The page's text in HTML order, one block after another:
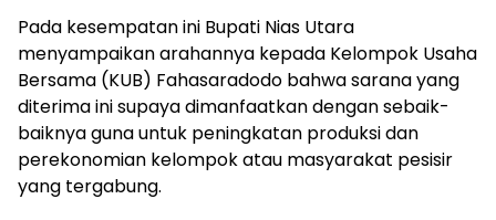
Pada kesempatan ini Bupati Nias Utara
menyampaikan arahannya kepada Kelompok Usaha
Bersama (KUB) Fahasaradodo bahwa sarana yang
diterima ini supaya dimanfaatkan dengan sebaik-
baiknya guna untuk peningkatan produksi dan
perekonomian kelompok atau masyarakat pesisir
yang tergabung.